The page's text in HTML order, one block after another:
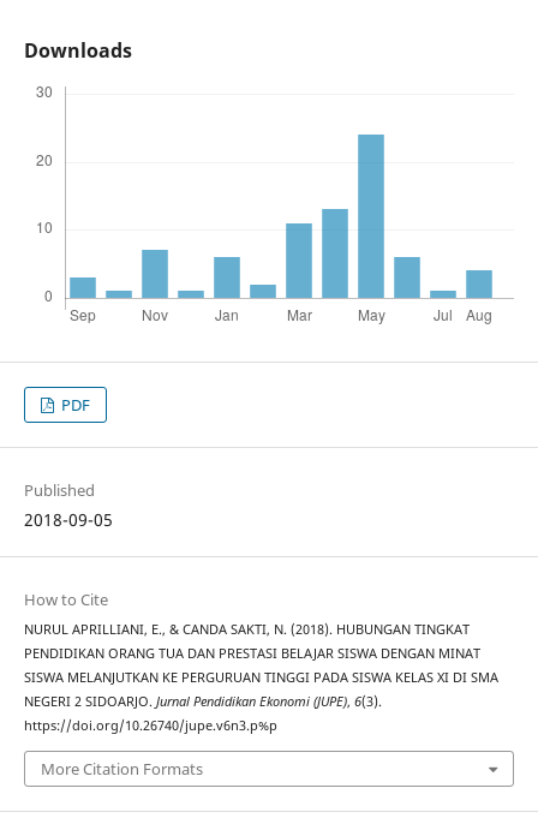
Downloads
PDF
Published
2018-09-05
How to Cite
NURUL APRILLIANI, E., & CANDA SAKTI, N. (2018). HUBUNGAN TINGKAT
PENDIDIKAN ORANG TUA DAN PRESTASI BELAJAR SISWA DENGAN MINAT
SISWA MELANJUTKAN KE PERGURUAN TINGGI PADA SISWA KELAS XI DI SMA
NEGERI 2 SIDOARJO. Jurnal Pendidikan Ekonomi (JUPE), 6(3).
https://doi.org/10.26740/jupe.v6n3.p%p
More Citation Formats